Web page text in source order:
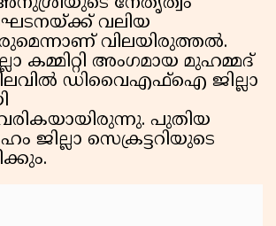
വലിയ
വിലയിരുത്തൽ.
കമ്മിറ്റി അംഗമായ മുഹമ്മദ്
ഡിവൈഎഫ്ഐ ജില്ലാ
പുതിയ
ജില്ലാ സെക്രട്ടറിയുടെ